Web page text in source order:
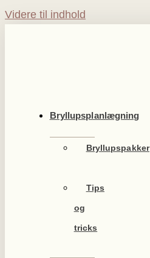
Videre til indhold
Bryllupsplanlægning
Bryllupspakker
Tips
og
tricks